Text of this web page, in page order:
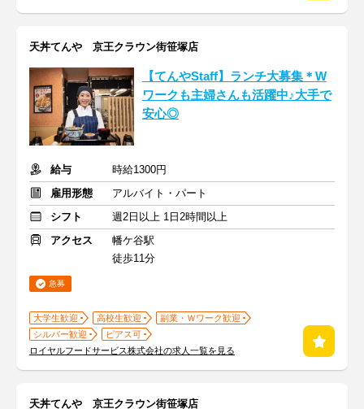
天丼てんや 京王クラウン街笹塚店
【てんやStaff】ランチ大募集＊W
ワークも主婦さんも活躍中♪大手で
安心◎
給与
時給1300円
雇用形態
アルバイト・パート
シフト
週2日以上 1日2時間以上
アクセス
幡ケ谷駅
徒歩11分
急募
大学生歓迎 高校生歓迎
副業・Ｗワーク歓迎
シルバー歓迎
ピアス可
ロイヤルフードサービス株式会社の求人一覧を見る
天丼てんや 京王クラウン街笹塚店